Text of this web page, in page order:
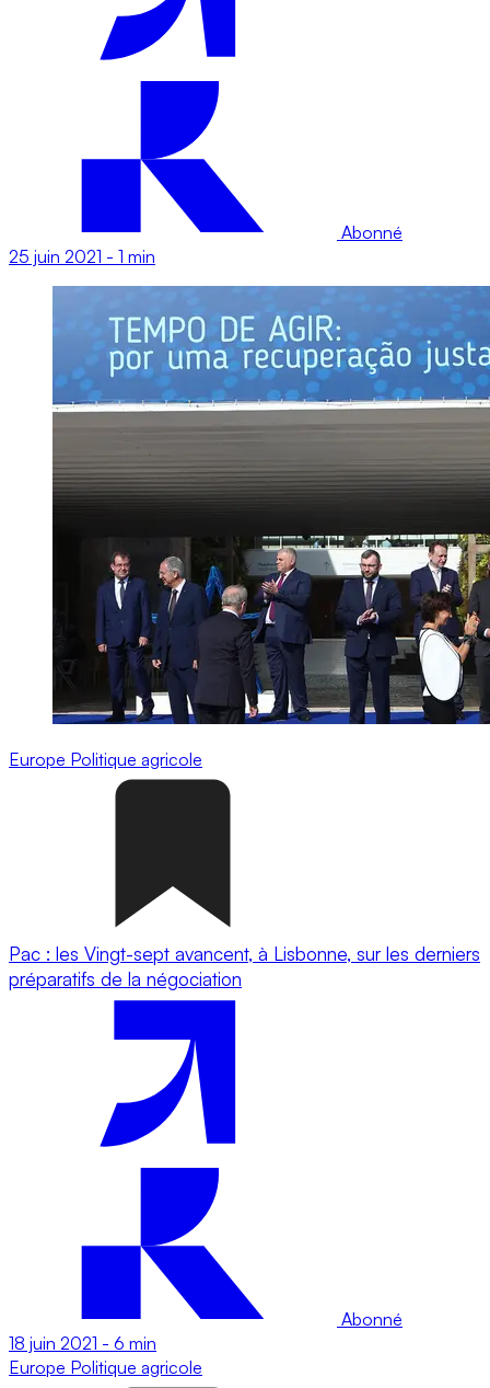
Abonné
25 juin 2021 - 1 min
Europe Politique agricole
Pac : les Vingt-sept avancent, à Lisbonne, sur les derniers
préparatifs de la négociation
Abonné
18 juin 2021 - 6 min
Europe Politique agricole